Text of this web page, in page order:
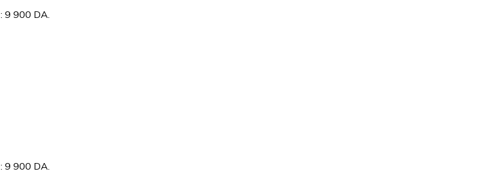
9 900 DA.
9 900 DA.